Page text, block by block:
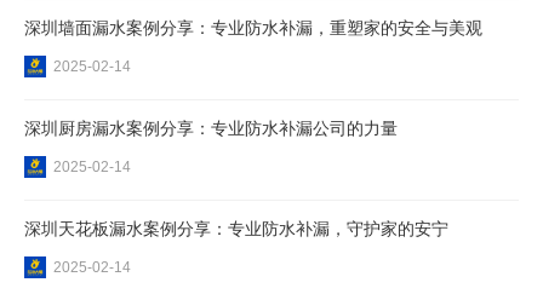
深圳墙面漏水案例分享：专业防水补漏，重塑家的安全与美观
2025-02-14
深圳厨房漏水案例分享：专业防水补漏公司的力量
2025-02-14
深圳天花板漏水案例分享：专业防水补漏，守护家的安宁
2025-02-14